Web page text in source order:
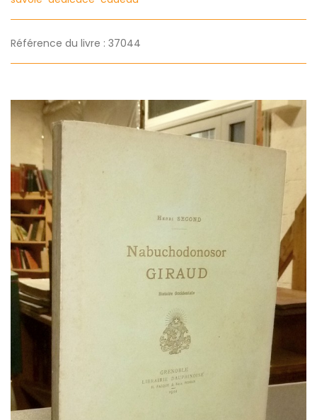
Référence du livre : 37044